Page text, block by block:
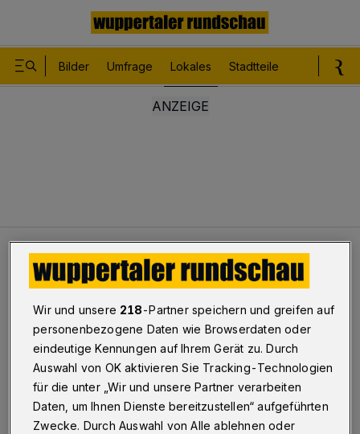
Bilder Umfrage Lokales Stadtteile
Lokales 100 Liter Diesel ausgelaufen
100 Liter Diesel ausgelaufen
Wuppertal·In der Straße Höfen hat ein Lkw am
Freitag (28. Dezember 2018) gegen 15.45 Uhr rund
100 Liter Diesel-Kraftstoff verloren.
Wir und unsere 218-Partner speichern und greifen auf
personenbezogene Daten wie Browserdaten oder
eindeutige Kennungen auf Ihrem Gerät zu. Durch
Auswahl von OK aktivieren Sie Tracking-Technologien
für die unter „Wir und unsere Partner verarbeiten
Daten, um Ihnen Dienste bereitzustellen“ aufgeführten
Zwecke. Durch Auswahl von Alle ablehnen oder